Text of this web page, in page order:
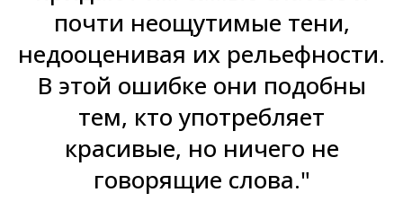
почти неощутимые тени,
недооценивая их рельефности.
В этой ошибке они подобны
тем, кто употребляет
красивые, но ничего не
говорящие слова."